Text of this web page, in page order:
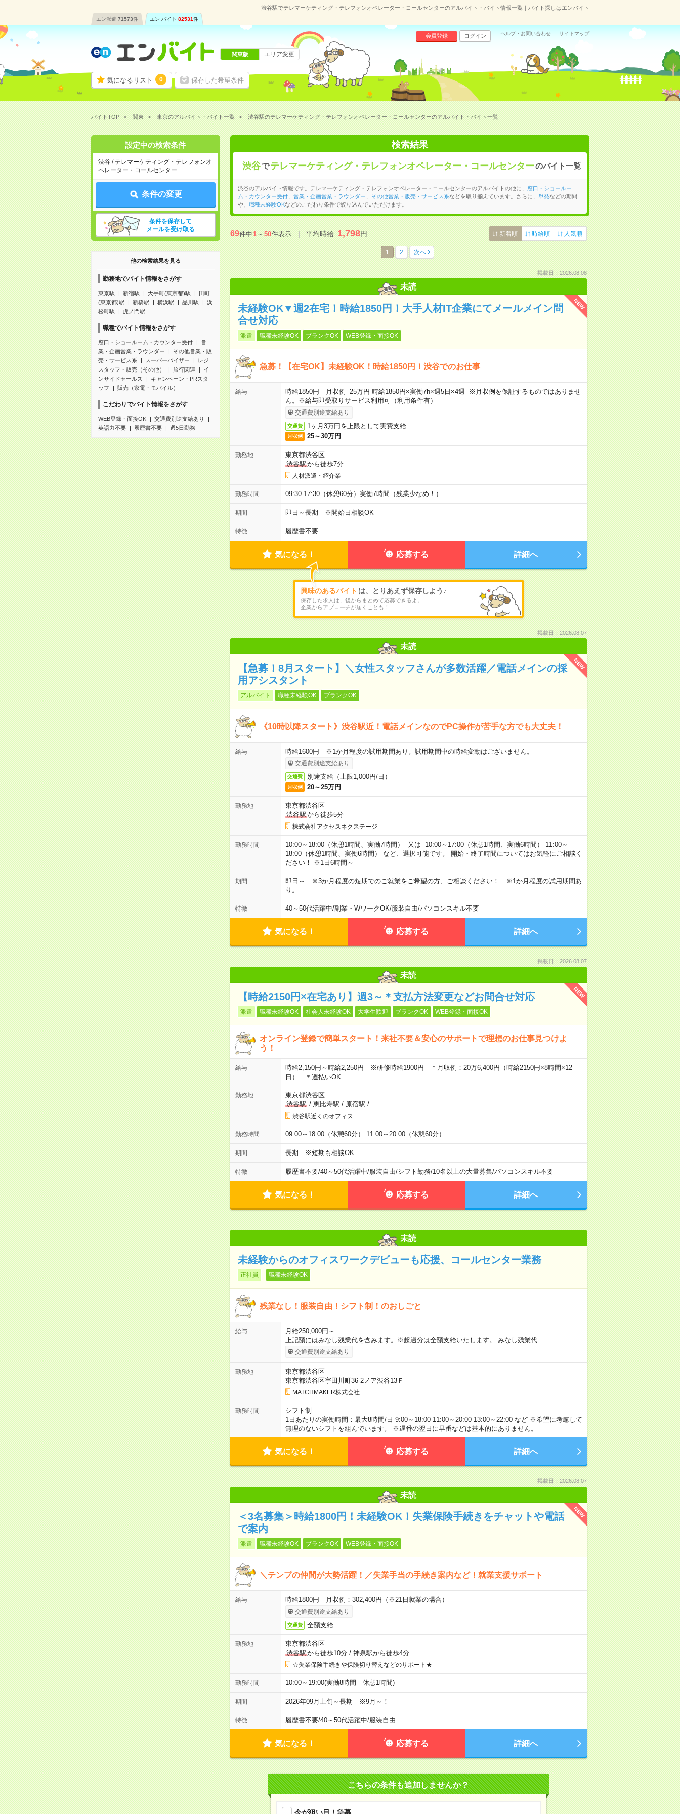
渋谷駅でテレマーケティング・テレフォンオペレーター・コールセンターのアルバイト・バイト情報一覧｜バイト探しはエンバイト
エン派遣 71573件 エン バイト 82531件
気になるリスト 0 保存した希望条件
会員登録 ログイン ヘルプ・お問い合わせ サイトマップ
関東版 エリア変更
バイトTOP 関東 東京のアルバイト・バイト一覧 渋谷駅のテレマーケティング・テレフォンオペレーター・コールセンターのアルバイト・バイト一覧
設定中の検索条件
渋谷 / テレマーケティング・テレフォンオ
ペレーター・コールセンター
条件の変更
条件を保存して
メールを受け取る
他の検索結果を見る
勤務地でバイト情報をさがす
東京駅 新宿駅 大手町(東京都)駅
田町
(東京都)駅
新橋駅 横浜駅 品川駅
浜
松町駅
虎ノ門駅
職種でバイト情報をさがす
窓口・ショールーム・カウンター受付
営
業・企画営業・ラウンダー
その他営業・販
売・サービス系
スーパーバイザー
レジ
スタッフ・販売（その他）
旅行関連
イ
ンサイドセールス
キャンペーン・PRスタ
ッフ
販売（家電・モバイル）
こだわりでバイト情報をさがす
WEB登録・面接OK
交通費別途支給あり
英語力不要
履歴書不要 週5日勤務
検索結果
渋谷で テレマーケティング・テレフォンオペレーター・コールセンターのバイト一覧
渋谷のアルバイト情報です。テレマーケティング・テレフォンオペレーター・コールセンターのアルバイトの他に、
窓口・ショールー
ム・カウンター受付、 営業・企画営業・ラウンダー その他営業・販売・サービス系などを取り揃えています。さらに、 単発などの期間
や、 職種未経験OKなどのこだわり条件で絞り込んでいただけます。
69件中1～50件表示 平均時給:1,798円 新着順 時給順 人気順
1 2 次へ
掲載日：2026.08.08
未読
NEW
未経験OK▼週2在宅！時給1850円！大手人材IT企業にてメールメイン問
合せ対応
派遣 職種未経験OK ブランクOK WEB登録・面接OK
急募！【在宅OK】未経験OK！時給1850円！渋谷でのお仕事
給与
時給1850円 月収例 25万円 時給1850円×実働7h×週5日×4週 ※月収例を保証するものではありませ
ん。※給与即受取りサービス利用可（利用条件有）
交通費別途支給あり
交通費 1ヶ月3万円を上限として実費支給
月収例 25～30万円
勤務地
東京都渋谷区
渋谷駅から徒歩7分
人材派遣・紹介業
勤務時間 09:30-17:30（休憩60分）実働7時間（残業少なめ！）
期間 即日～長期 ※開始日相談OK
特徴 履歴書不要
気になる！ 応募する 詳細へ
興味のあるバイト は、とりあえず保存しよう♪
保存した求人は、後からまとめて応募できるよ。
企業からアプローチが届くことも！
掲載日：2026.08.07
未読
NEW
【急募！8月スタート】＼女性スタッフさんが多数活躍／電話メインの採
用アシスタント
アルバイト 職種未経験OK ブランクOK
《10時以降スタート》渋谷駅近！電話メインなのでPC操作が苦手な方でも大丈夫！
給与 時給1600円 ※1か月程度の試用期間あり。試用期間中の時給変動はございません。
交通費別途支給あり
交通費 別途支給（上限1,000円/日）
月収例 20～25万円
勤務地
東京都渋谷区
渋谷駅から徒歩5分
株式会社アクセスネクステージ
勤務時間
10:00～18:00（休憩1時間、実働7時間） 又は 10:00～17:00（休憩1時間、実働6時間） 11:00～
18:00（休憩1時間、実働6時間） など、選択可能です。 開始・終了時間についてはお気軽にご相談く
ださい！ ※1日6時間～
期間
即日～ ※3か月程度の短期でのご就業をご希望の方、ご相談ください！ ※1か月程度の試用期間あ
り。
特徴 40～50代活躍中/副業・WワークOK/服装自由/パソコンスキル不要
気になる！ 応募する 詳細へ
掲載日：2026.08.07
未読
NEW
【時給2150円×在宅あり】週3～＊支払方法変更などお問合せ対応
派遣 職種未経験OK 社会人未経験OK 大学生歓迎 ブランクOK WEB登録・面接OK
オンライン登録で簡単スタート！来社不要＆安心のサポートで理想のお仕事見つけよ
う！
給与
時給2,150円～時給2,250円 ※研修時給1900円 ＊月収例：20万6,400円（時給2150円×8時間×12
日） ＊週払いOK
勤務地
東京都渋谷区
渋谷駅/ 恵比寿駅 / 原宿駅 /
渋谷駅近くのオフィス
勤務時間 09:00～18:00（休憩60分） 11:00～20:00（休憩60分）
期間 長期 ※短期も相談OK
特徴 履歴書不要/40～50代活躍中/服装自由/シフト勤務/10名以上の大量募集/パソコンスキル不要
気になる！ 応募する 詳細へ
未読
未経験からのオフィスワークデビューも応援、コールセンター業務
正社員 職種未経験OK
残業なし！服装自由！シフト制！のおしごと
給与
月給250,000円～
上記額にはみなし残業代を含みます。※超過分は全額支給いたします。 みなし残業代 …
交通費別途支給あり
勤務地
東京都渋谷区
東京都渋谷区宇田川町36-2ノア渋谷13Ｆ
MATCHMAKER株式会社
勤務時間
シフト制
1日あたりの実働時間：最大8時間/日 9:00～18:00 11:00～20:00 13:00～22:00 など ※希望に考慮して
無理のないシフトを組んでいます。 ※遅番の翌日に早番などは基本的にありません。
気になる！ 応募する 詳細へ
掲載日：2026.08.07
未読
NEW
＜3名募集＞時給1800円！未経験OK！失業保険手続きをチャットや電話
で案内
派遣 職種未経験OK ブランクOK WEB登録・面接OK
＼テンプの仲間が大勢活躍！／失業手当の手続き案内など！就業支援サポート
給与 時給1800円 月収例：302,400円（※21日就業の場合）
交通費別途支給あり
交通費 全額支給
勤務地
東京都渋谷区
渋谷駅から徒歩10分/ 神泉駅から徒歩4分
☆失業保険手続きや保険切り替えなどのサポート★
勤務時間 10:00～19:00(実働8時間 休憩1時間)
期間 2026年09月上旬～長期 ※9月～！
特徴 履歴書不要/40～50代活躍中/服装自由
気になる！ 応募する 詳細へ
こちらの条件も追加しませんか？
今が狙い目！急募